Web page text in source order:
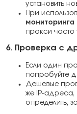
установить
При
мониторинга
прокси часто
6. Проверка с
Если один
попробуйте
Дешевые
же IP-
определить,